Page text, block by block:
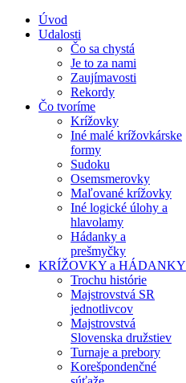
Úvod
Udalosti
Čo sa chystá
Je to za nami
Zaujímavosti
Rekordy
Čo tvoríme
Krížovky
Iné malé krížovkárske
formy
Sudoku
Osemsmerovky
Maľované krížovky
Iné logické úlohy a
hlavolamy
Hádanky a
prešmyčky
KRÍŽOVKY a HÁDANKY
Trochu histórie
Majstrovstvá SR
jednotlivcov
Majstrovstvá
Slovenska družstiev
Turnaje a prebory
Korešpondenčné